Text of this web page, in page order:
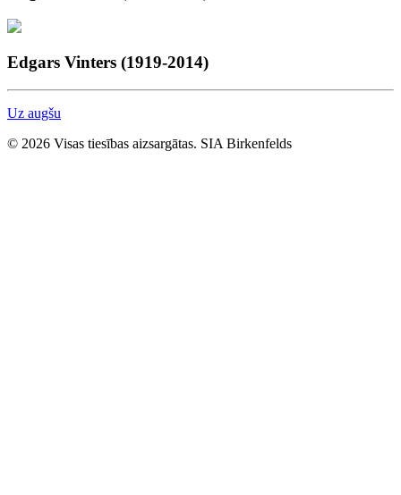
Edgars Vinters (1919-2014)
Uz augšu
© 2026 Visas tiesības aizsargātas. SIA Birkenfelds